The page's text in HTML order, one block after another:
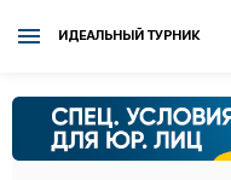
ИДЕАЛЬНЫЙ ТУРНИК